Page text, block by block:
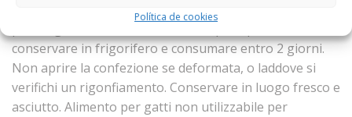
Política de cookies
razione giornaliera raccomandata
conservare in frigorifero e consumare entro 2 giorni.
Non aprire la confezione se deformata, o laddove si
verifichi un rigonfiamento. Conservare in luogo fresco e
asciutto. Alimento per gatti non utilizzabile per